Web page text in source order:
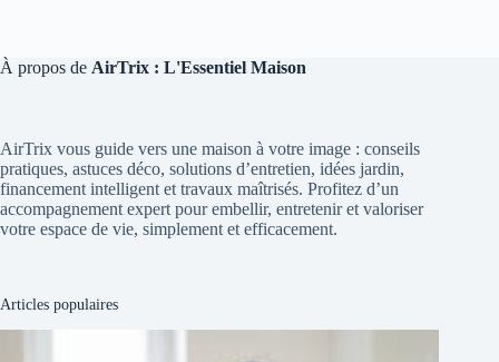
À propos de AirTrix : L'Essentiel Maison
AirTrix vous guide vers une maison à votre image : conseils
pratiques, astuces déco, solutions d’entretien, idées jardin,
financement intelligent et travaux maîtrisés. Profitez d’un
accompagnement expert pour embellir, entretenir et valoriser
votre espace de vie, simplement et efficacement.
Articles populaires